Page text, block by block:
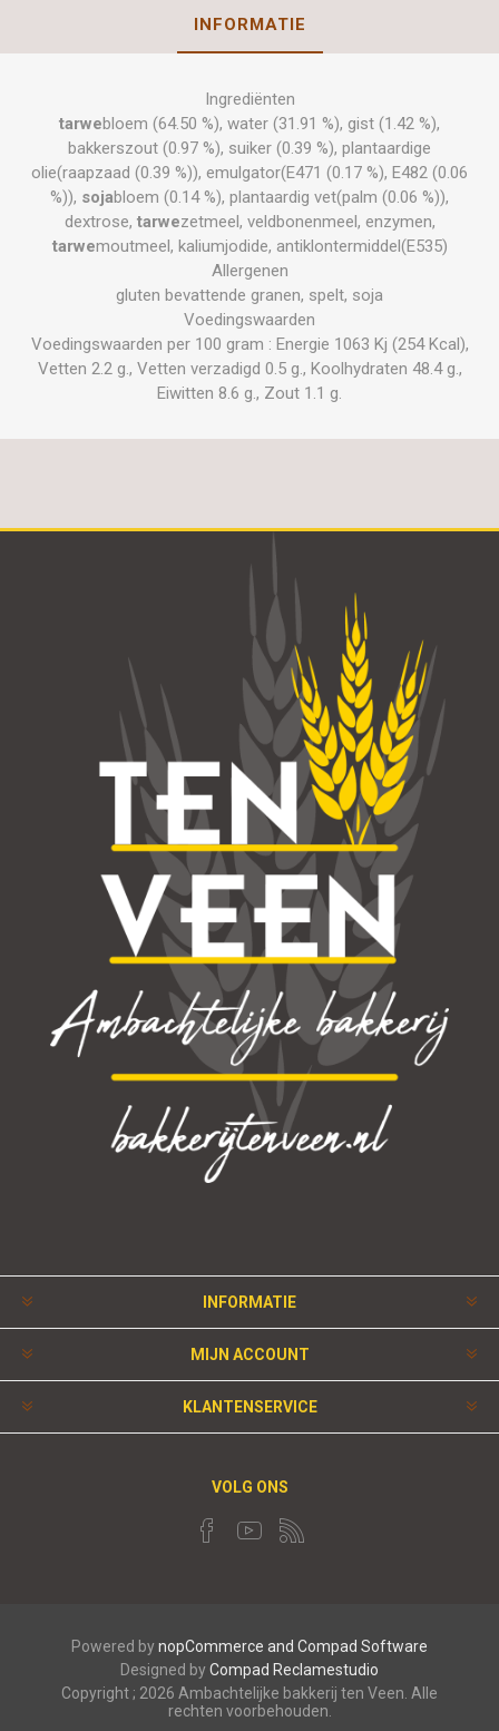
INFORMATIE
Ingrediënten
tarwebloem (64.50 %), water (31.91 %), gist (1.42 %),
bakkerszout (0.97 %), suiker (0.39 %), plantaardige
olie(raapzaad (0.39 %)), emulgator(E471 (0.17 %), E482 (0.06
%)), sojabloem (0.14 %), plantaardig vet(palm (0.06 %)),
dextrose, tarwezetmeel, veldbonenmeel, enzymen,
tarwemoutmeel, kaliumjodide, antiklontermiddel(E535)
Allergenen
gluten bevattende granen, spelt, soja
Voedingswaarden
Voedingswaarden per 100 gram : Energie 1063 Kj (254 Kcal),
Vetten 2.2 g., Vetten verzadigd 0.5 g., Koolhydraten 48.4 g.,
Eiwitten 8.6 g., Zout 1.1 g.
INFORMATIE
MIJN ACCOUNT
KLANTENSERVICE
VOLG ONS
Powered bynopCommerce and Compad Software
Designed byCompad Reclamestudio
Copyright ; 2026 Ambachtelijke bakkerij ten Veen. Alle
rechten voorbehouden.